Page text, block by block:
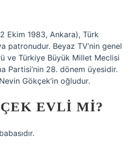
Ekim 1983, Ankara), Türk
patronudur. Beyaz TV’nin genel
ve Türkiye Büyük Millet Meclisi
Partisi’nin 28. dönem üyesidir.
Gökçek’in oğludur.
EVLI MI?